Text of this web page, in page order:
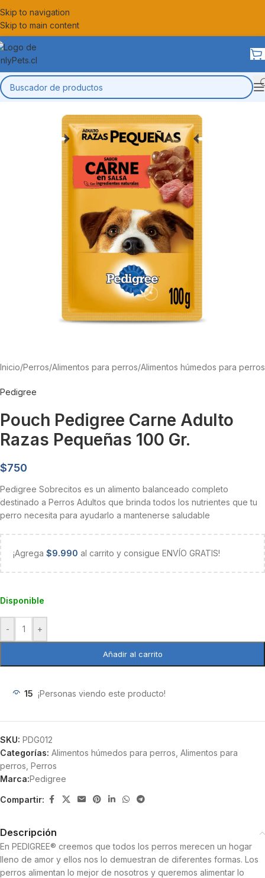
Skip to navigation
Skip to main content
Inicio/Perros/Alimentos para perros/Alimentos húmedos para perros
Pedigree
Pouch Pedigree Carne Adulto
Razas Pequeñas 100 Gr.
$750
Pedigree Sobrecitos es un alimento balanceado completo
destinado a Perros Adultos que brinda todos los nutrientes que tu
perro necesita para ayudarlo a mantenerse saludable
¡Agrega $9.990 al carrito y consigue ENVÍO GRATIS!
Disponible
- +
Añadir al carrito
15 ¡Personas viendo este producto!
SKU: PDG012
Categorías: Alimentos húmedos para perros Alimentos para
perros Perros
Marca:Pedigree
Compartir:
Descripción
En PEDIGREE® creemos que todos los perros merecen un hogar
lleno de amor y ellos nos lo demuestran de diferentes formas. Los
perros alimentan lo mejor de nosotros y queremos alimentar lo